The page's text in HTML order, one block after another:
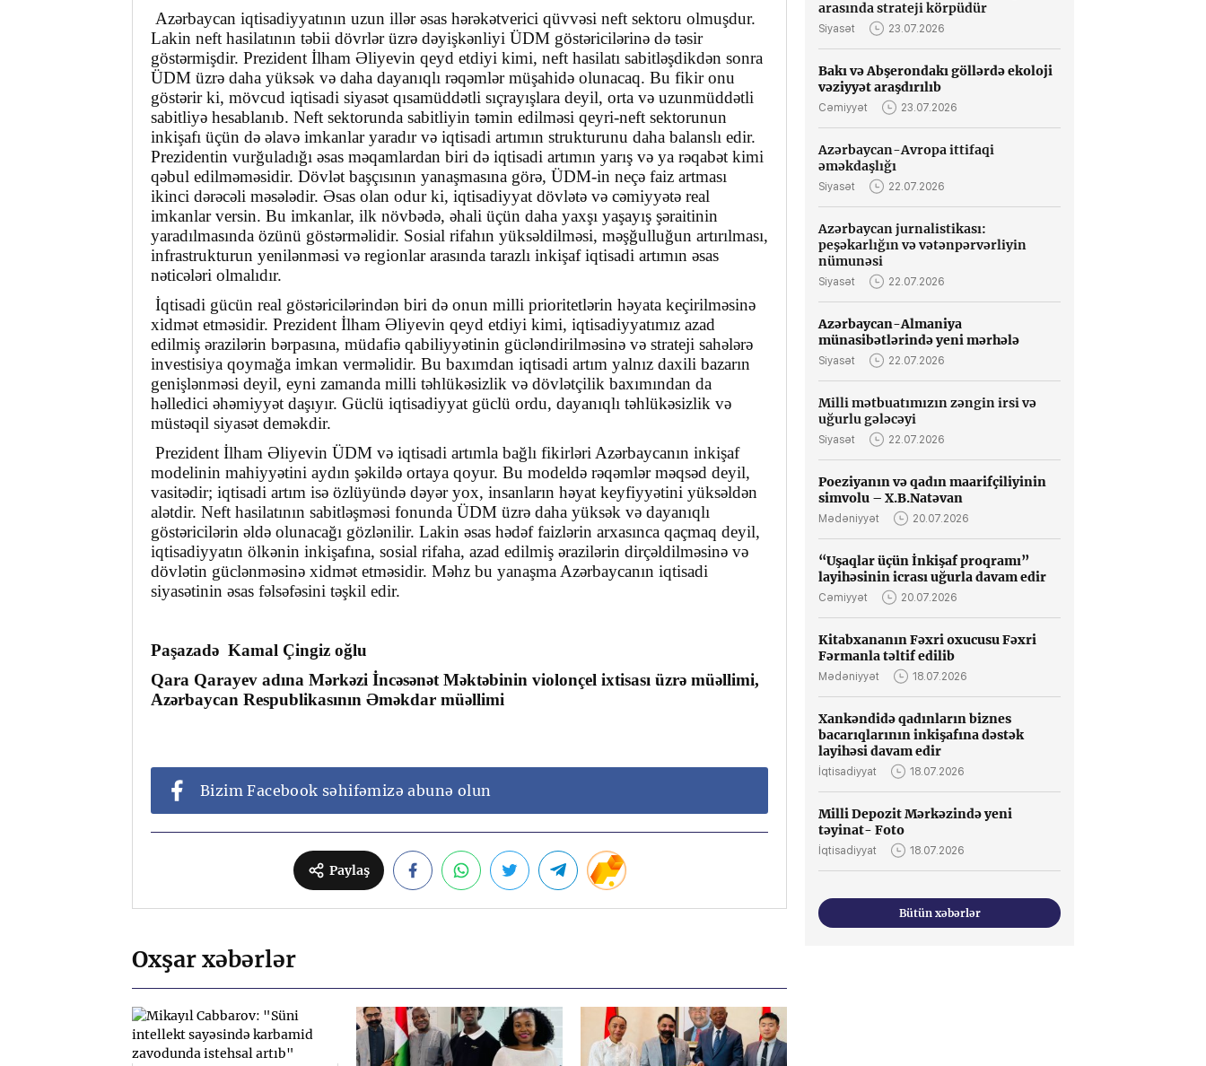
Azərbaycan iqtisadiyyatının uzun illər əsas hərəkətverici qüvvəsi neft sektoru olmuşdur.
Lakin neft hasilatının təbii dövrlər üzrə dəyişkənliyi ÜDM göstəricilərinə də təsir
göstərmişdir. Prezident İlham Əliyevin qeyd etdiyi kimi, neft hasilatı sabitləşdikdən sonra
ÜDM üzrə daha yüksək və daha dayanıqlı rəqəmlər müşahidə olunacaq. Bu fikir onu
göstərir ki, mövcud iqtisadi siyasət qısamüddətli sıçrayışlara deyil, orta və uzunmüddətli
sabitliyə hesablanıb. Neft sektorunda sabitliyin təmin edilməsi qeyri-neft sektorunun
inkişafı üçün də əlavə imkanlar yaradır və iqtisadi artımın strukturunu daha balanslı edir.
Prezidentin vurğuladığı əsas məqamlardan biri də iqtisadi artımın yarış və ya rəqabət kimi
qəbul edilməməsidir. Dövlət başçısının yanaşmasına görə, ÜDM-in neçə faiz artması
ikinci dərəcəli məsələdir. Əsas olan odur ki, iqtisadiyyat dövlətə və cəmiyyətə real
imkanlar versin. Bu imkanlar, ilk növbədə, əhali üçün daha yaxşı yaşayış şəraitinin
yaradılmasında özünü göstərməlidir. Sosial rifahın yüksəldilməsi, məşğulluğun artırılması,
infrastrukturun yenilənməsi və regionlar arasında tarazlı inkişaf iqtisadi artımın əsas
nəticələri olmalıdır.
İqtisadi gücün real göstəricilərindən biri də onun milli prioritetlərin həyata keçirilməsinə
xidmət etməsidir. Prezident İlham Əliyevin qeyd etdiyi kimi, iqtisadiyyatımız azad
edilmiş ərazilərin bərpasına, müdafiə qabiliyyətinin gücləndirilməsinə və strateji sahələrə
investisiya qoymağa imkan verməlidir. Bu baxımdan iqtisadi artım yalnız daxili bazarın
genişlənməsi deyil, eyni zamanda milli təhlükəsizlik və dövlətçilik baxımından da
həlledici əhəmiyyət daşıyır. Güclü iqtisadiyyat güclü ordu, dayanıqlı təhlükəsizlik və
müstəqil siyasət deməkdir.
Prezident İlham Əliyevin ÜDM və iqtisadi artımla bağlı fikirləri Azərbaycanın inkişaf
modelinin mahiyyətini aydın şəkildə ortaya qoyur. Bu modeldə rəqəmlər məqsəd deyil,
vasitədir; iqtisadi artım isə özlüyündə dəyər yox, insanların həyat keyfiyyətini yüksəldən
alətdir. Neft hasilatının sabitləşməsi fonunda ÜDM üzrə daha yüksək və dayanıqlı
göstəricilərin əldə olunacağı gözlənilir. Lakin əsas hədəf faizlərin arxasınca qaçmaq deyil,
iqtisadiyyatın ölkənin inkişafına, sosial rifaha, azad edilmiş ərazilərin dirçəldilməsinə və
dövlətin güclənməsinə xidmət etməsidir. Məhz bu yanaşma Azərbaycanın iqtisadi
siyasətinin əsas fəlsəfəsini təşkil edir.
Paşazadə Kamal Çingiz oğlu
Qara Qarayev adına Mərkəzi İncəsənət Məktəbinin violonçel ixtisası üzrə müəllimi,
Azərbaycan Respublikasının Əməkdar müəllimi
Bizim Facebook səhifəmizə abunə olun
Paylaş
Oxşar xəbərlər
arasında strateji körpüdür
Siyasət 23.07.2026
Bakı və Abşerondakı göllərdə ekoloji
vəziyyət araşdırılıb
Cəmiyyət 23.07.2026
Azərbaycan-Avropa ittifaqi
əməkdaşlığı
Siyasət 22.07.2026
Azərbaycan jurnalistikası:
peşəkarlığın və vətənpərvərliyin
nümunəsi
Siyasət 22.07.2026
Azərbaycan-Almaniya
münasibətlərində yeni mərhələ
Siyasət 22.07.2026
Milli mətbuatımızın zəngin irsi və
uğurlu gələcəyi
Siyasət 22.07.2026
Poeziyanın və qadın maarifçiliyinin
simvolu – X.B.Natəvan
Mədəniyyət 20.07.2026
“Uşaqlar üçün İnkişaf proqramı”
layihəsinin icrası uğurla davam edir
Cəmiyyət 20.07.2026
Kitabxananın Fəxri oxucusu Fəxri
Fərmanla təltif edilib
Mədəniyyət 18.07.2026
Xankəndidə qadınların biznes
bacarıqlarının inkişafına dəstək
layihəsi davam edir
İqtisadiyyat 18.07.2026
Milli Depozit Mərkəzində yeni
təyinat- Foto
İqtisadiyyat 18.07.2026
Bütün xəbərlər